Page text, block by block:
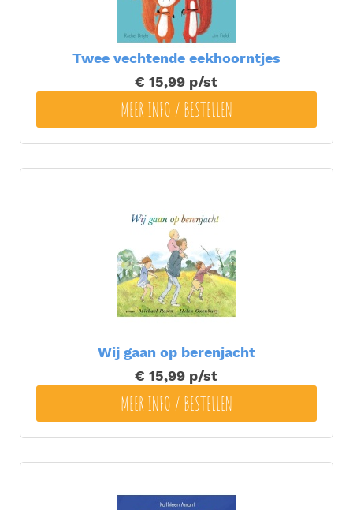
Twee vechtende eekhoorntjes
€ 15,99 p/st
MEER INFO / BESTELLEN
Wij gaan op berenjacht
€ 15,99 p/st
MEER INFO / BESTELLEN